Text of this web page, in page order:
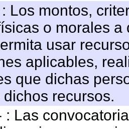
Los montos,
o morales
usar
aplicables,
que dichas
recursos.
: Las